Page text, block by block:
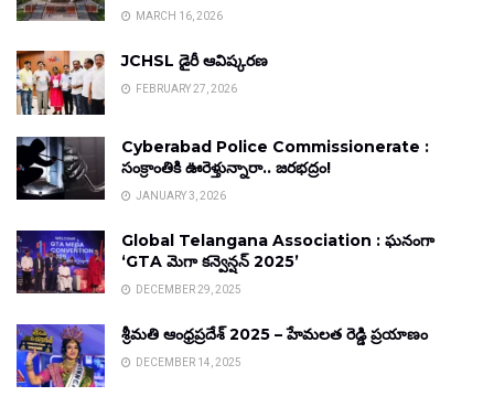
MARCH 16, 2026
JCHSL డైరీ ఆవిష్కరణ
FEBRUARY 27, 2026
Cyberabad Police Commissionerate :
సంక్రాంతికి ఊరెళ్తున్నారా.. జరభద్రం!
JANUARY 3, 2026
Global Telangana Association : ఘనంగా
‘GTA మెగా కన్వెన్షన్ 2025’
DECEMBER 29, 2025
శ్రీమతి ఆంధ్రప్రదేశ్ 2025 – హేమలత రెడ్డి ప్రయాణం
DECEMBER 14, 2025